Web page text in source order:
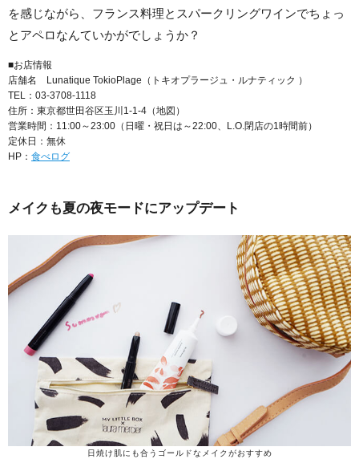
を感じながら、フランス料理とスパークリングワインでちょっ
とアペロなんていかがでしょうか？
■お店情報
店舗名 Lunatique TokioPlage（トキオプラージュ・ルナティック ）
TEL：03-3708-1118
住所：東京都世田谷区玉川1-1-4（地図）
営業時間：11:00～23:00（日曜・祝日は～22:00、L.O.閉店の1時間前）
定休日：無休
HP： 食べログ
メイクも夏の夜モードにアップデート
日焼け肌にも合うゴールドなメイクがおすすめ